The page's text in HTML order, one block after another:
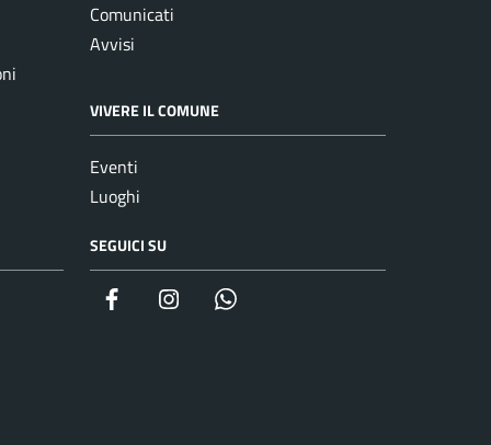
Comunicati
Avvisi
VIVERE IL COMUNE
Eventi
Luoghi
SEGUICI SU
Facebook Instagram